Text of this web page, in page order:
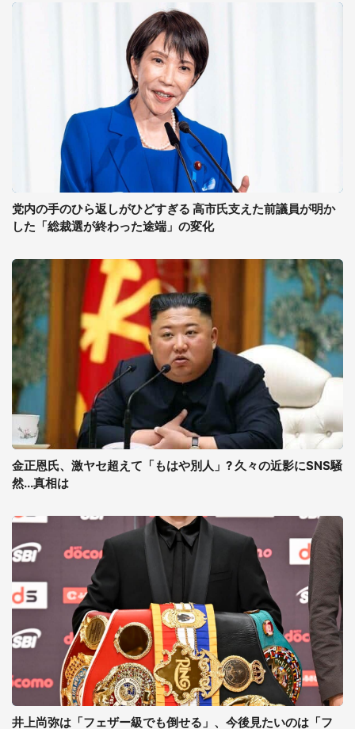
党内の手のひら返しがひどすぎる 高市氏支えた前議員が明か
した「総裁選が終わった途端」の変化
金正恩氏、激ヤセ超えて「もはや別人」? 久々の近影にSNS騒
然...真相は
井上尚弥は「フェザー級でも倒せる」、今後見たいのは「フ